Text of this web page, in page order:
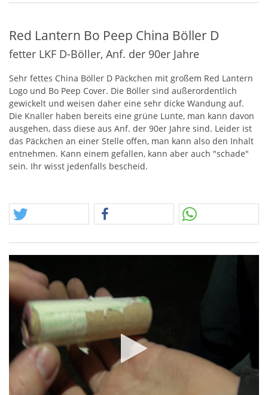
Red Lantern Bo Peep China Böller D
fetter LKF D-Böller, Anf. der 90er Jahre
Sehr fettes China Böller D Päckchen mit großem Red Lantern
Logo und Bo Peep Cover. Die Böller sind außerordentlich
gewickelt und weisen daher eine sehr dicke Wandung auf.
Die Knaller haben bereits eine grüne Lunte, man kann davon
ausgehen, dass diese aus Anf. der 90er Jahre sind. Leider ist
das Päckchen an einer Stelle offen, man kann also den Inhalt
entnehmen. Kann einem gefallen, kann aber auch "schade"
sein. Ihr wisst jedenfalls bescheid.